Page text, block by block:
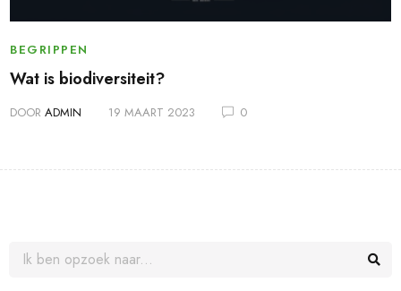
BEGRIPPEN
Wat is biodiversiteit?
DOOR ADMIN 19 MAART 2023 0